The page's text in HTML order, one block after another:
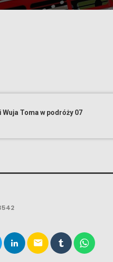
Wuja Toma w podróży 07
email